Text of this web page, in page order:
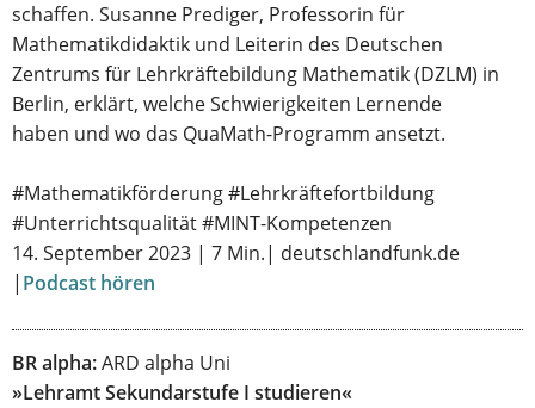
schaffen. Susanne Prediger, Professorin für
Mathematikdidaktik und Leiterin des Deutschen
Zentrums für Lehrkräftebildung Mathematik (DZLM) in
Berlin, erklärt, welche Schwierigkeiten Lernende
haben und wo das QuaMath-Programm ansetzt.
#Mathematikförderung #Lehrkräftefortbildung
#Unterrichtsqualität #MINT-Kompetenzen
14. September 2023 | 7 Min.| deutschlandfunk.de
| Podcast hören
BR alpha:ARD alpha Uni
»Lehramt Sekundarstufe I studieren«